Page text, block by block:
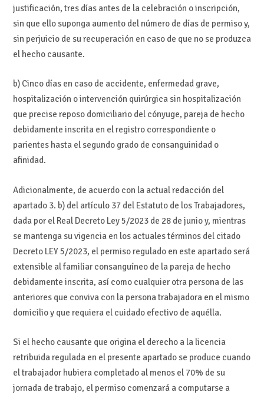
justificación, tres días antes de la celebración o inscripción,
sin que ello suponga aumento del número de días de permiso y,
sin perjuicio de su recuperación en caso de que no se produzca
el hecho causante.
b) Cinco días en caso de accidente, enfermedad grave,
hospitalización o intervención quirúrgica sin hospitalización
que precise reposo domiciliario del cónyuge, pareja de hecho
debidamente inscrita en el registro correspondiente o
parientes hasta el segundo grado de consanguinidad o
afinidad.
Adicionalmente, de acuerdo con la actual redacción del
apartado 3. b) del artículo 37 del Estatuto de los Trabajadores,
dada por el Real Decreto Ley 5/2023 de 28 de junio y, mientras
se mantenga su vigencia en los actuales términos del citado
Decreto LEY 5/2023, el permiso regulado en este apartado será
extensible al familiar consanguíneo de la pareja de hecho
debidamente inscrita, así como cualquier otra persona de las
anteriores que conviva con la persona trabajadora en el mismo
domicilio y que requiera el cuidado efectivo de aquélla.
Si el hecho causante que origina el derecho a la licencia
retribuida regulada en el presente apartado se produce cuando
el trabajador hubiera completado al menos el 70% de su
jornada de trabajo, el permiso comenzará a computarse a